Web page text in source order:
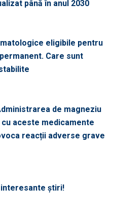
până în anul 2030
eligibile pentru
Care sunt
de magneziu
aceste medicamente
reacții adverse grave
interesante știri!